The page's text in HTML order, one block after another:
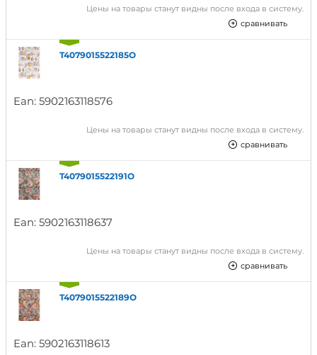
Цены на товары станут видны после входа в систему.
сравнивать
T4079015522185O
Ean: 5902163118576
Цены на товары станут видны после входа в систему.
сравнивать
T4079015522191O
Ean: 5902163118637
Цены на товары станут видны после входа в систему.
сравнивать
T4079015522189O
Ean: 5902163118613